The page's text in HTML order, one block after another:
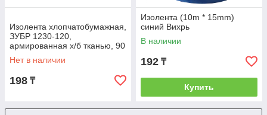
Изолента хлопчатобумажная,
ЗУБР 1230-120,
армированная х/б тканью, 90
г, черная
Нет в наличии
198 ₸
Изолента (10m * 15mm)
синий Вихрь
В наличии
192 ₸
Купить